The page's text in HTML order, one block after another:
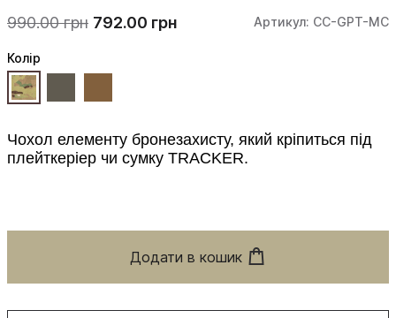
990.00 грн 792.00 грн Артикул: CC-GPT-MC
Чохол елементу бронезахисту, який кріпиться під
плейткеріер чи сумку TRACKER.
Колiр
Додати в кошик